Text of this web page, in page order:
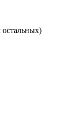
остальных)